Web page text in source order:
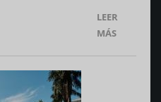
LEER
MÁS